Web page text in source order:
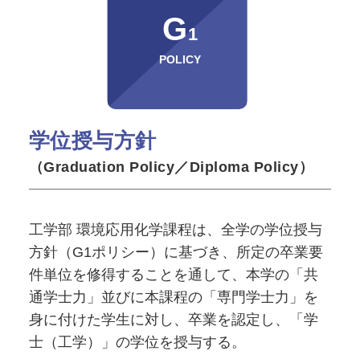
G1
POLICY
学位授与方針
（Graduation Policy／Diploma Policy）
工学部 環境応用化学課程は、全学の学位授与
方針（G1ポリシー）に基づき、所定の卒業要
件単位を修得することを通して、本学の「共
通学士力」並びに本課程の「専門学士力」を
身に付けた学生に対し、卒業を認定し、「学
士（工学）」の学位を授与する。